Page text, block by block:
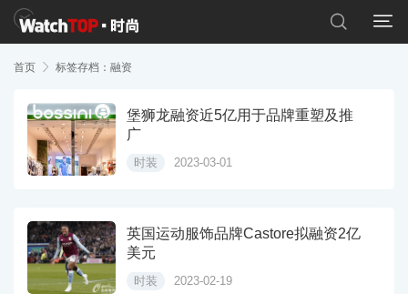


首页  标签存档：融资
堡狮龙融资近5亿用于品牌重塑及推
广
时装 2023-03-01
英国运动服饰品牌Castore拟融资2亿
美元
时装 2023-02-19